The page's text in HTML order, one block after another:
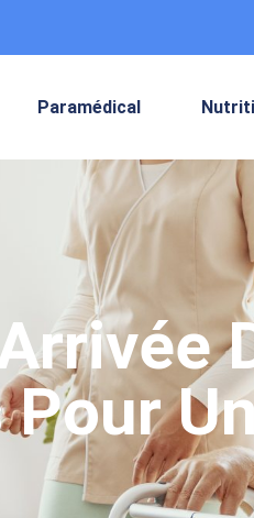
Paramédical